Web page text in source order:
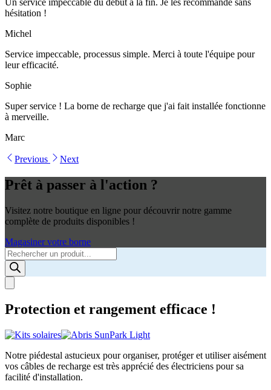
Un service impeccable du début à la fin. Je les recommande sans
hésitation !
Michel
Service impeccable, processus simple. Merci à toute l'équipe pour
leur efficacité.
Sophie
Super service ! La borne de recharge que j'ai fait installée fonctionne
à merveille.
Marc
Previous Next
Prêt à passer à l'action ?
Visitez notre boutique en ligne pour découvrir notre gamme
complète de produits disponibles !
Magasiner votre borne
Products
search
Protection et rangement efficace !
Notre piédestal astucieux pour organiser, protéger et utiliser aisément
vos câbles de recharge est très apprécié des électriciens pour sa
facilité d'installation.